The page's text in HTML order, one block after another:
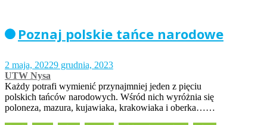
Poznaj polskie tańce narodowe
2 maja, 20229 grudnia, 2023
UTW Nysa
Każdy potrafi wymienić przynajmniej jeden z pięciu
polskich tańców narodowych. Wśród nich wyróżnia się
poloneza, mazura, kujawiaka, krakowiaka i oberka……